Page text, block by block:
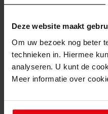
Deze website maakt
Om uw bezoek nog beter
technieken in. Hiermee
analyseren. U kunt de
Meer informatie over
Inventaris
Oostergouw
1042Vernieuwen woning,
Datering: